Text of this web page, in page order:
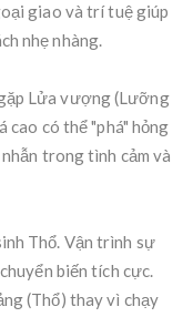
giao và trí tuệ giúp
nhẹ nhàng.
Lửa vượng (Lưỡng
cao có thể "phá" hỏng
trong tình cảm và
Thổ. Vận trình sự
biến tích cực.
(Thổ) thay vì chạy